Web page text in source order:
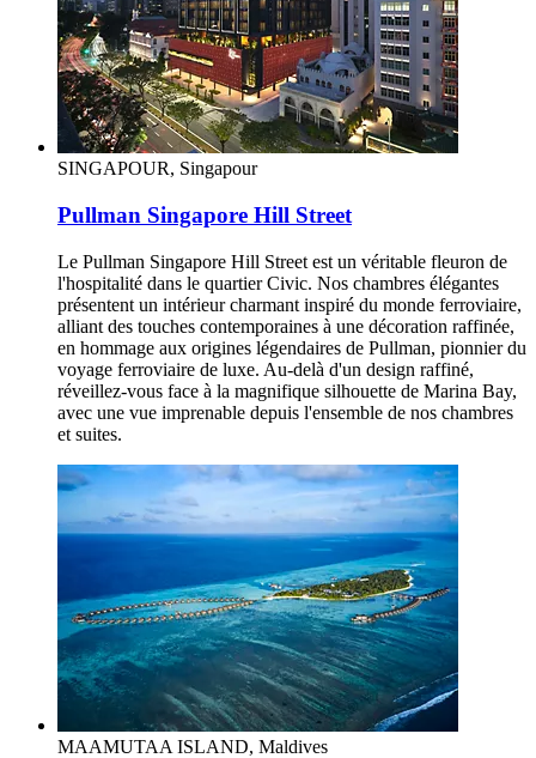
SINGAPOUR, Singapour
Pullman Singapore Hill Street
Le Pullman Singapore Hill Street est un véritable fleuron de
l'hospitalité dans le quartier Civic. Nos chambres élégantes
présentent un intérieur charmant inspiré du monde ferroviaire,
alliant des touches contemporaines à une décoration raffinée,
en hommage aux origines légendaires de Pullman, pionnier du
voyage ferroviaire de luxe. Au-delà d'un design raffiné,
réveillez-vous face à la magnifique silhouette de Marina Bay,
avec une vue imprenable depuis l'ensemble de nos chambres
et suites.
MAAMUTAA ISLAND, Maldives